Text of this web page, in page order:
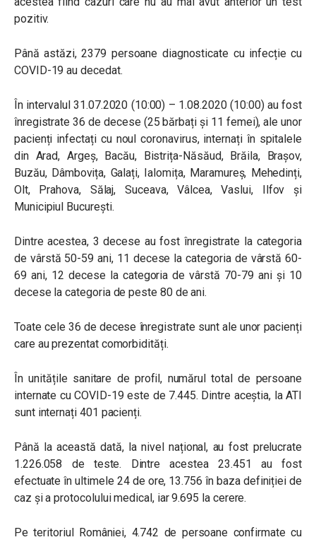
pozitiv.
Până astăzi, 2379 persoane diagnosticate cu infecție cu
COVID-19 au decedat.
În intervalul 31.07.2020 (10:00) – 1.08.2020 (10:00) au fost
înregistrate 36 de decese (25 bărbați și 11 femei), ale unor
pacienți infectați cu noul coronavirus, internați în spitalele
din Arad, Argeș, Bacău, Bistrița-Năsăud, Brăila, Brașov,
Buzău, Dâmbovița, Galați, Ialomița, Maramureș, Mehedinți,
Olt, Prahova, Sălaj, Suceava, Vâlcea, Vaslui, Ilfov și
Municipiul București.
Dintre acestea, 3 decese au fost înregistrate la categoria
de vârstă 50-59 ani, 11 decese la categoria de vârstă 60-
69 ani, 12 decese la categoria de vârstă 70-79 ani și 10
decese la categoria de peste 80 de ani.
Toate cele 36 de decese înregistrate sunt ale unor pacienți
care au prezentat comorbidități.
În unitățile sanitare de profil, numărul total de persoane
internate cu COVID-19 este de 7.445. Dintre aceștia, la ATI
sunt internați 401 pacienți.
Până la această dată, la nivel național, au fost prelucrate
1.226.058 de teste. Dintre acestea 23.451 au fost
efectuate în ultimele 24 de ore, 13.756 în baza definiției de
caz și a protocolului medical, iar 9.695 la cerere.
Pe teritoriul României, 4.742 de persoane confirmate cu